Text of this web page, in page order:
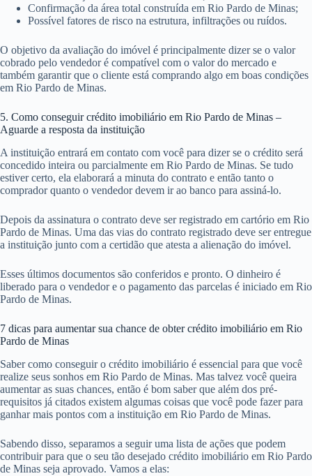
Confirmação da área total construída em Rio Pardo de Minas;
Possível fatores de risco na estrutura, infiltrações ou ruídos.
O objetivo da avaliação do imóvel é principalmente dizer se o valor
cobrado pelo vendedor é compatível com o valor do mercado e
também garantir que o cliente está comprando algo em boas condições
em Rio Pardo de Minas.
5. Como conseguir crédito imobiliário em Rio Pardo de Minas –
Aguarde a resposta da instituição
A instituição entrará em contato com você para dizer se o crédito será
concedido inteira ou parcialmente em Rio Pardo de Minas. Se tudo
estiver certo, ela elaborará a minuta do contrato e então tanto o
comprador quanto o vendedor devem ir ao banco para assiná-lo.
Depois da assinatura o contrato deve ser registrado em cartório em Rio
Pardo de Minas. Uma das vias do contrato registrado deve ser entregue
a instituição junto com a certidão que atesta a alienação do imóvel.
Esses últimos documentos são conferidos e pronto. O dinheiro é
liberado para o vendedor e o pagamento das parcelas é iniciado em Rio
Pardo de Minas.
7 dicas para aumentar sua chance de obter crédito imobiliário em Rio
Pardo de Minas
Saber como conseguir o crédito imobiliário é essencial para que você
realize seus sonhos em Rio Pardo de Minas. Mas talvez você queira
aumentar as suas chances, então é bom saber que além dos pré-
requisitos já citados existem algumas coisas que você pode fazer para
ganhar mais pontos com a instituição em Rio Pardo de Minas.
Sabendo disso, separamos a seguir uma lista de ações que podem
contribuir para que o seu tão desejado crédito imobiliário em Rio Pardo
de Minas seja aprovado. Vamos a elas: